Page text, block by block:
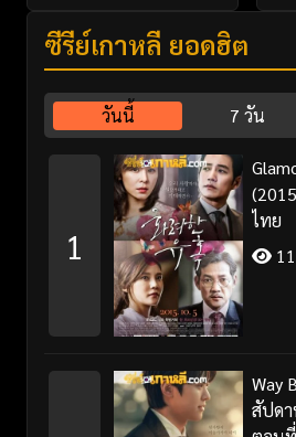
ซีรี่ย์เกาหลี ยอดฮิต
วันนี้ 7 วัน
1
ไทย
11
Way
สัปด